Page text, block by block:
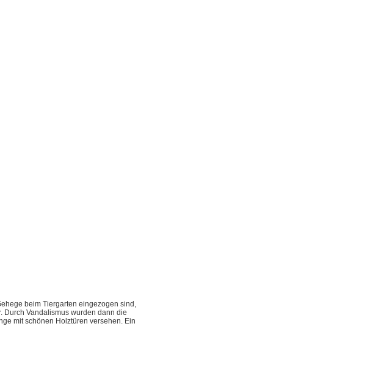
beim Tiergarten eingezogen sind,
Durch Vandalismus wurden dann die
mit schönen Holztüren versehen. Ein